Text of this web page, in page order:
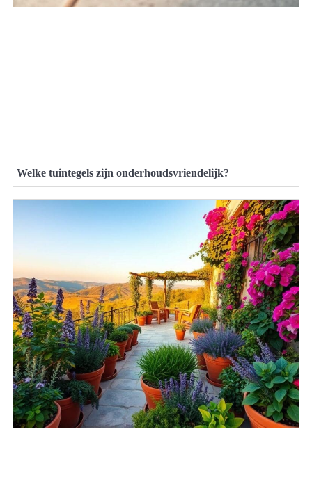
Welke tuintegels zijn onderhoudsvriendelijk?